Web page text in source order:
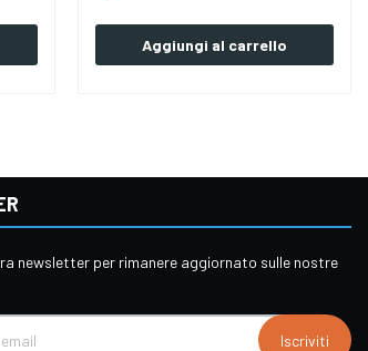
Aggiungi al carrello
newsletter per rimanere aggiornato sulle nostre
Iscriviti